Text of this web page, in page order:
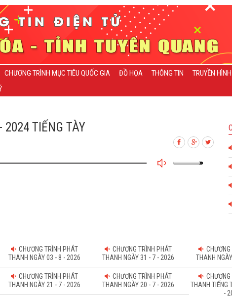
CHƯƠNG TRÌNH MỤC TIÊU QUỐC GIA ĐỒ HỌA THÔNG TIN TRUYỀN HÌNH
TIẾNG TÀY
CHƯƠNG TRÌNH PHÁT
THANH NGÀY 03 - 8 - 2026
CHƯƠNG TRÌNH PHÁT
THANH NGÀY 31 - 7 - 2026
THANH
CHƯƠNG TRÌNH PHÁT
THANH NGÀY 21 - 7 - 2026
CHƯƠNG TRÌNH PHÁT
THANH NGÀY 20 - 7 - 2026
THANH TIẾNG
-